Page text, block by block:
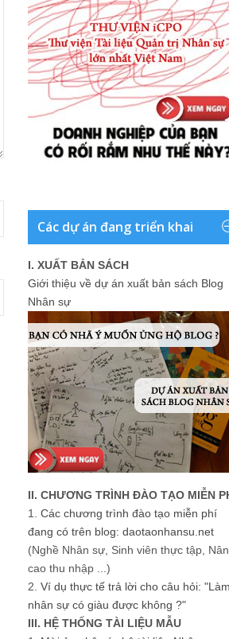
Các dự án đang triển khai
I. XUẤT BẢN SÁCH
Giới thiệu về dự án xuất bản sách Blog
Nhân sự
II. CHƯƠNG TRÌNH ĐÀO TẠO MIỄN
1. Các chương trình đào tạo miễn phí
đang có trên blog: daotaonhansu.net
(Nghề Nhân sự, Sinh viên thực tập,
cao thu nhập ...)
2. Ví dụ thực tế trả lời cho câu hỏi: "Làm
nhân sự có giàu được không ?"
III. HỆ THỐNG TÀI LIỆU MẪU